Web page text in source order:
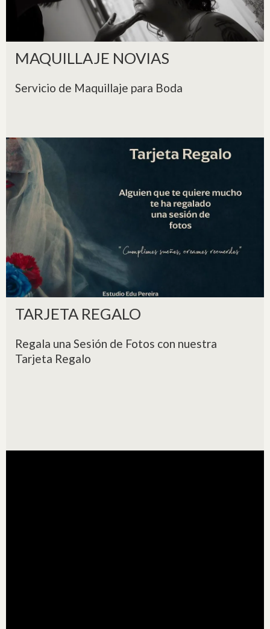
MAQUILLAJE NOVIAS
Servicio de Maquillaje para Boda
TARJETA REGALO
Regala una Sesión de Fotos con nuestra
Tarjeta Regalo